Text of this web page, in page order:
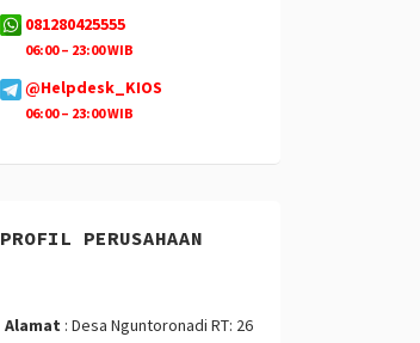
081280425555
06:00 – 23:00 WIB
@Helpdesk_KIOS
06:00 – 23:00 WIB
PROFIL PERUSAHAAN
Alamat : Desa Nguntoronadi RT: 26